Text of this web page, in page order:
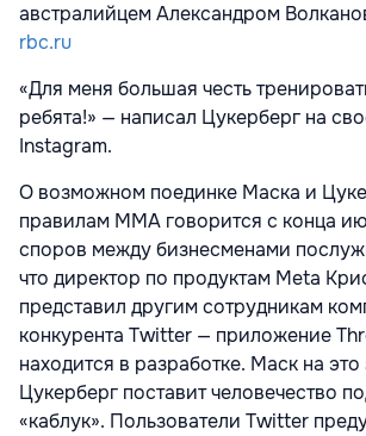
австралийцем Александром
rbc.ru
«Для меня большая честь
ребята!» — написал Цукерберг на
Instagram.
О возможном поединке Маска и
правилам ММA говорится с конца
споров между бизнесменами
что директор по продуктам Meta
представил другим сотрудникам
конкурента Twitter — приложение
находится в разработке. Маск на это
Цукерберг поставит человечество
«каблук». Пользователи Twitter